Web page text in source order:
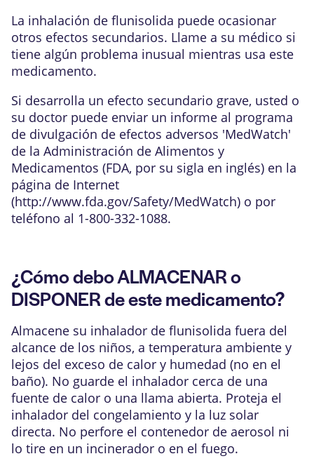
La inhalación de flunisolida puede ocasionar
otros efectos secundarios. Llame a su médico si
tiene algún problema inusual mientras usa este
medicamento.
Si desarrolla un efecto secundario grave, usted o
su doctor puede enviar un informe al programa
de divulgación de efectos adversos 'MedWatch'
de la Administración de Alimentos y
Medicamentos (FDA, por su sigla en inglés) en la
página de Internet
(http://www.fda.gov/Safety/MedWatch) o por
teléfono al 1-800-332-1088.
¿Cómo debo ALMACENAR o
DISPONER de este medicamento?
Almacene su inhalador de flunisolida fuera del
alcance de los niños, a temperatura ambiente y
lejos del exceso de calor y humedad (no en el
baño). No guarde el inhalador cerca de una
fuente de calor o una llama abierta. Proteja el
inhalador del congelamiento y la luz solar
directa. No perfore el contenedor de aerosol ni
lo tire en un incinerador o en el fuego.